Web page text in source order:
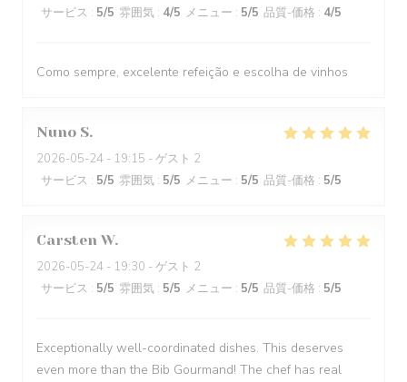
サービス : 5/5 雰囲気 : 4/5 メニュー : 5/5 品質-価格 : 4/5
Como sempre, excelente refeição e escolha de vinhos
Nuno S
2026-05-24 - 19:15 - ゲスト 2
サービス : 5/5 雰囲気 : 5/5 メニュー : 5/5 品質-価格 : 5/5
Carsten W
2026-05-24 - 19:30 - ゲスト 2
サービス : 5/5 雰囲気 : 5/5 メニュー : 5/5 品質-価格 : 5/5
Exceptionally well-coordinated dishes. This deserves
even more than the Bib Gourmand! The chef has real